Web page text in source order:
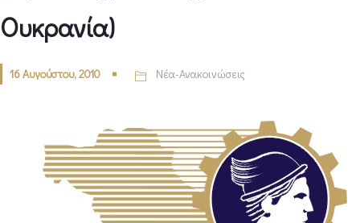
Ουκρανία)
16 Αυγούστου, 2010 Νέα-Ανακοινώσεις